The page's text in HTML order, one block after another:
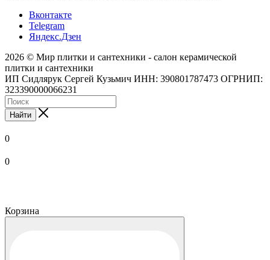
Вконтакте
Telegram
Яндекс.Дзен
2026 © Мир плитки и сантехники - салон керамической
плитки и сантехники
ИП Сидлярук Сергей Кузьмич ИНН: 390801787473 ОГРНИП:
323390000066231
Найти
0
0
Корзина